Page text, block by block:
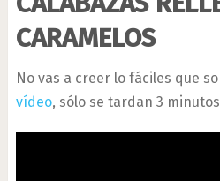
CARAMELOS
No vas a creer lo fáciles que
vídeo, sólo se tardan 3